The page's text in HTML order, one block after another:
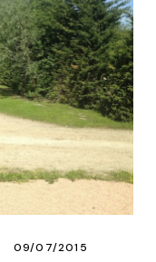
09/07/2015